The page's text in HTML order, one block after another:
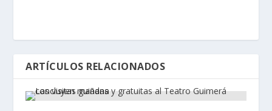
ARTÍCULOS RELACIONADOS